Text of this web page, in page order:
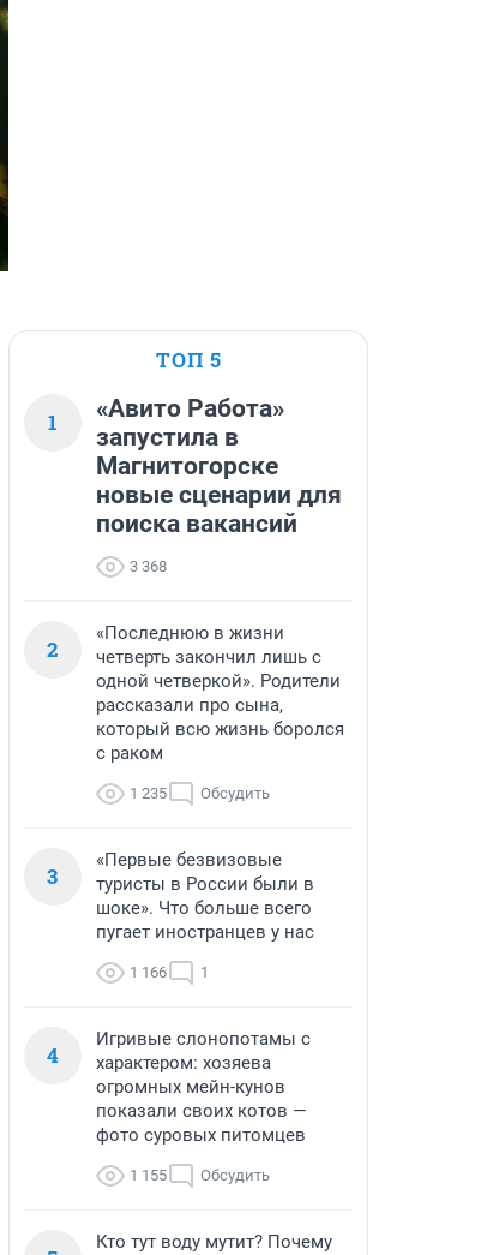
ТОП 5
1
«Авито Работа»
запустила в
Магнитогорске
новые сценарии для
поиска вакансий
3 368
2
«Последнюю в жизни
четверть закончил лишь с
одной четверкой». Родители
рассказали про сына,
который всю жизнь боролся
с раком
1 235 Обсудить
3
«Первые безвизовые
туристы в России были в
шоке». Что больше всего
пугает иностранцев у нас
1 166 1
4
Игривые слонопотамы с
характером: хозяева
огромных мейн-кунов
показали своих котов —
фото суровых питомцев
1 155 Обсудить
Кто тут воду мутит? Почему